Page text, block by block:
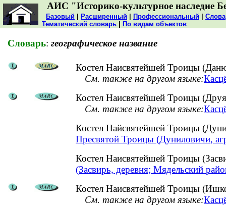
АИС "Историко-культурное наследие
Базовый Расширенный Профессиональный
Тематический словарь
По видам объектов
Словарь: географическое название
Костел Наисвятейшей Троицы
См. также на другом языке:
Костел Наисвятейшей Троицы
См. также на другом языке:
Костел Найсвятейшей Троицы
Пресвятой Троицы (Дуниловичи,
Костел Наисвятейшей Троицы
(Засвирь, деревня; Мядельский
Костел Наисвятейшей Троицы
См. также на другом языке: